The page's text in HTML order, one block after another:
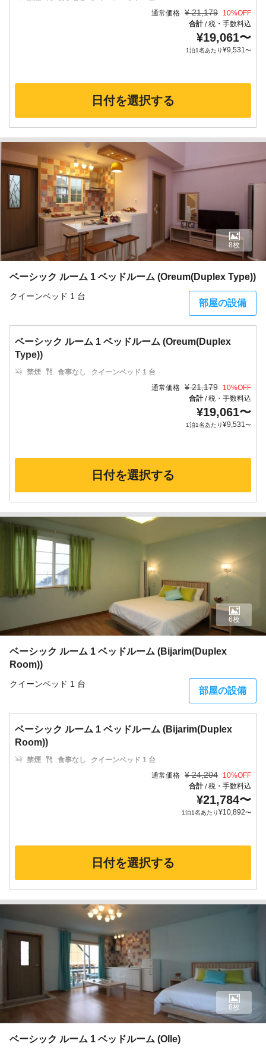
通常価格 ¥ 21,179 10%OFF
合計/税・手数料込
¥19,061〜
1泊1名あたり¥9,531〜
日付を選択する
ベーシック ルーム 1 ベッドルーム (Oreum(Duplex Type))
クイーンベッド 1 台
部屋の設備
8枚
ベーシック ルーム 1 ベッドルーム (Oreum(Duplex
Type))
禁煙 食事なし
クイーンベッド 1 台
通常価格 ¥ 21,179 10%OFF
合計/税・手数料込
¥19,061〜
1泊1名あたり¥9,531〜
日付を選択する
ベーシック ルーム 1 ベッドルーム (Bijarim(Duplex
Room))
クイーンベッド 1 台
部屋の設備
6枚
ベーシック ルーム 1 ベッドルーム (Bijarim(Duplex
Room))
禁煙 食事なし
クイーンベッド 1 台
通常価格 ¥ 24,204 10%OFF
合計/税・手数料込
¥21,784〜
1泊1名あたり¥10,892〜
日付を選択する
ベーシック ルーム 1 ベッドルーム (Olle)
8枚